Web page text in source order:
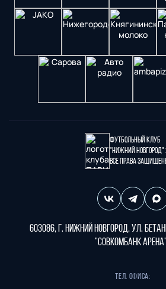
Футбольный клуб
"Нижний Новгород"
Все права
603086, г. Нижний Новгород, ул.
"СОВКОМБАНК
Тел. офиса: